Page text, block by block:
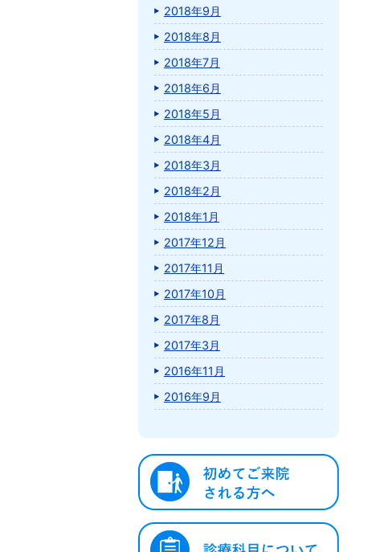
2018年9月
2018年8月
2018年7月
2018年6月
2018年5月
2018年4月
2018年3月
2018年2月
2018年1月
2017年12月
2017年11月
2017年10月
2017年8月
2017年3月
2016年11月
2016年9月